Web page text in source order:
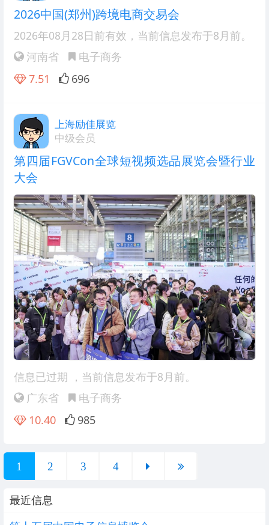
2026中国(郑州)跨境电商交易会
2026年08月28日前有效 ，当前信息发布于8月前。
河南省
电子商务
7.51
696
上海励佳展览
中级会员
第四届FGVCon全球短视频选品展览会暨行业
大会
信息已过期 ，当前信息发布于8月前。
广东省
电子商务
10.40
985
1 2 3 4
最近信息